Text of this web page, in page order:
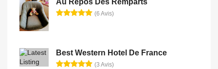
(6 Avis)
Best Western Hotel De France
(3 Avis)